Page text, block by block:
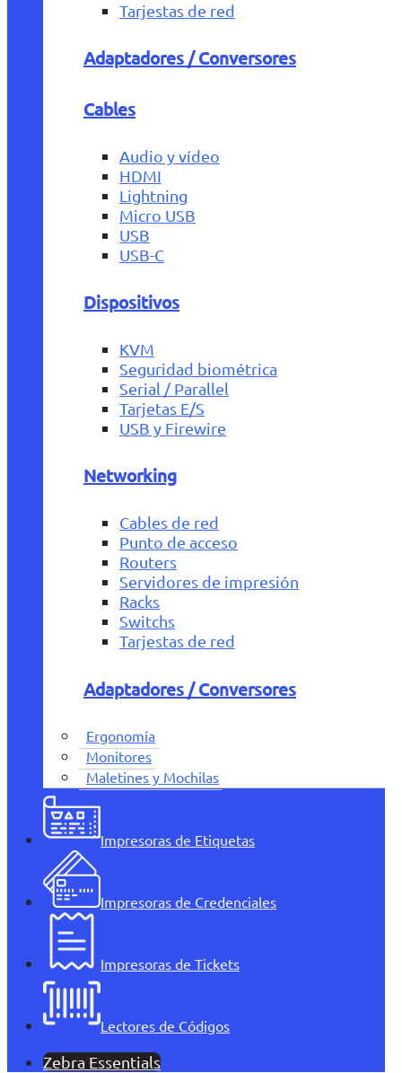
Tarjestas de red
Adaptadores / Conversores
Cables
Audio y vídeo
HDMI
Lightning
Micro USB
USB
USB-C
Dispositivos
KVM
Seguridad biométrica
Serial / Parallel
Tarjetas E/S
USB y Firewire
Networking
Cables de red
Punto de acceso
Routers
Servidores de impresión
Racks
Switchs
Tarjestas de red
Adaptadores / Conversores
Ergonomía
Monitores
Maletines y Mochilas
Impresoras de Etiquetas
Impresoras de Credenciales
Impresoras de Tickets
Lectores de Códigos
Zebra Essentials